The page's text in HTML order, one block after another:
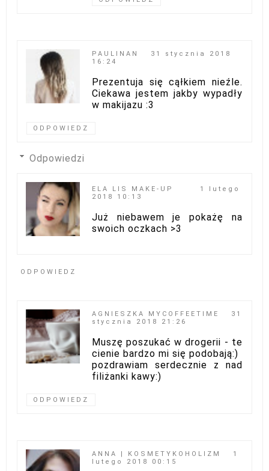
PAULINAN
31 stycznia 2018
16:24
Prezentuja się cąłkiem nieźle.
Ciekawa jestem jakby wypadły
w makijazu :3
ODPOWIEDZ
Odpowiedzi
ELA LIS MAKE-UP
1 lutego
2018 10:13
Już niebawem je pokażę na
swoich oczkach >3
ODPOWIEDZ
AGNIESZKA MYCOFFEETIME
31
stycznia 2018 21:26
Muszę poszukać w drogerii - te
cienie bardzo mi się podobają:)
pozdrawiam serdecznie z nad
filiżanki kawy:)
ODPOWIEDZ
ANNA | KOSMETYKOHOLIZM
1
lutego 2018 00:15